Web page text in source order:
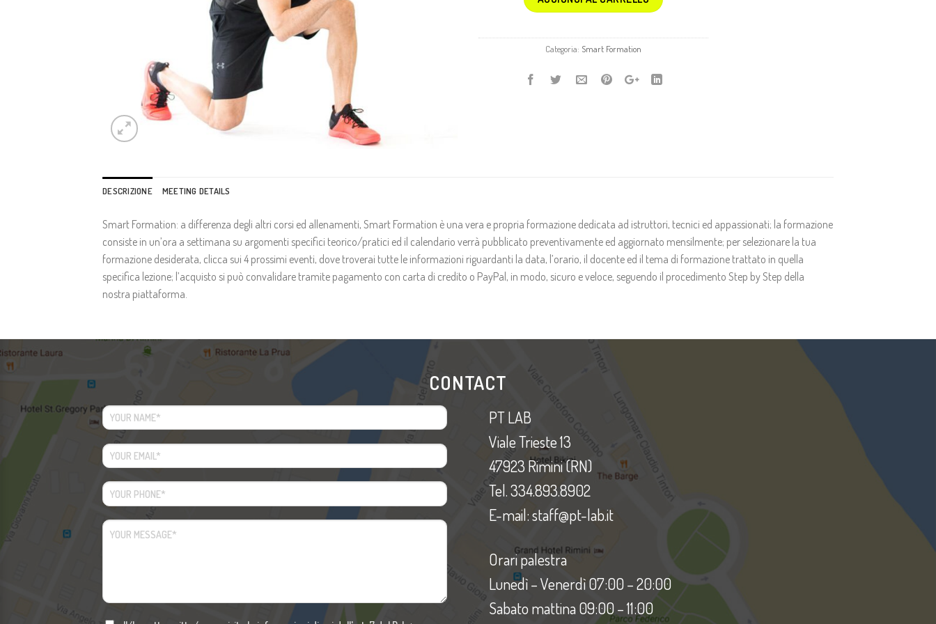
Categoria: Smart Formation
DESCRIZIONE MEETING DETAILS
Smart Formation: a differenza degli altri corsi ed allenamenti, Smart Formation è una vera e propria formazione dedicata ad istruttori, tecnici ed appassionati; la formazione
consiste in un’ora a settimana su argomenti specifici teorico/pratici ed il calendario verrà pubblicato preventivamente ed aggiornato mensilmente; per selezionare la tua
formazione desiderata, clicca sui 4 prossimi eventi, dove troverai tutte le informazioni riguardanti la data, l’orario, il docente ed il tema di formazione trattato in quella
specifica lezione; l’acquisto si può convalidare tramite pagamento con carta di credito o PayPal, in modo, sicuro e veloce, seguendo il procedimento Step by Step della
nostra piattaforma.
CONTACT
PT LAB
Viale Trieste 13
47923 Rimini (RN)
Tel. 334.893.8902
E-mail: staff@pt-lab.it
Orari palestra
Lunedì – Venerdì 07:00 – 20:00
Sabato mattina 09:00 – 11:00